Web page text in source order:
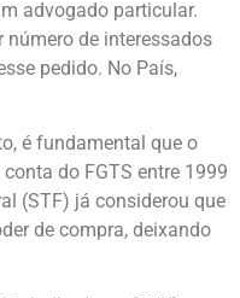
advogado particular.
número de interessados
pedido. No País,
é fundamental que o
do FGTS entre 1999
(STF) já considerou que
de compra, deixando